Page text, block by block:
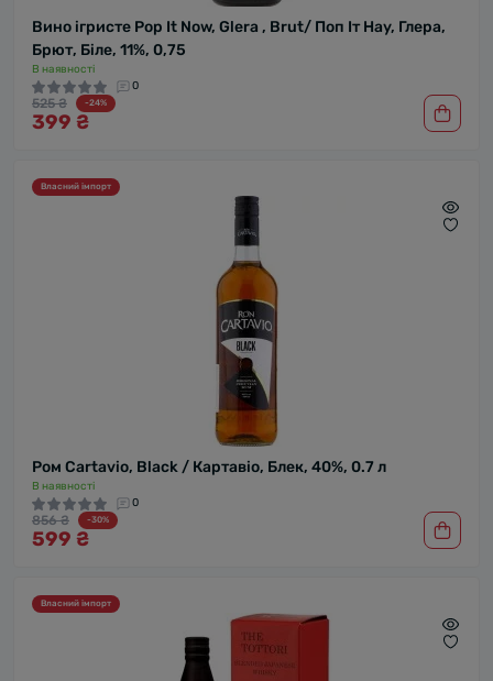
Вино ігристе Pop It Now, Glera , Brut/ Поп Іт Наy, Глера,
Брют, Біле, 11%, 0,75
В наявності
0
525 ₴ -24%
399 ₴
Власний імпорт
Ром Cartavio, Black / Картавіо, Блек, 40%, 0.7 л
В наявності
0
856 ₴ -30%
599 ₴
Власний імпорт